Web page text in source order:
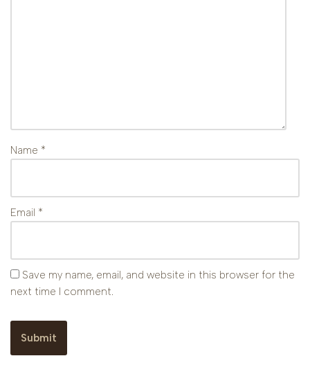
Name *
Email *
Save my name, email, and website in this browser for the
next time I comment.